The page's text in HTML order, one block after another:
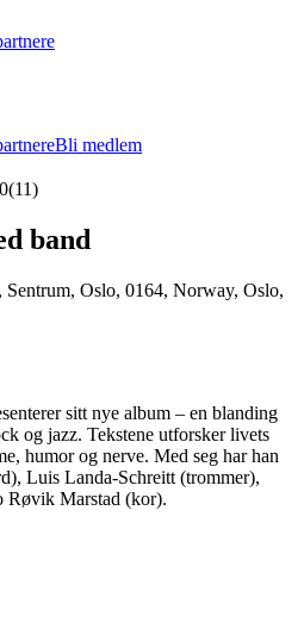
Bli medlem
(11)
band
Sentrum, Oslo, 0164, Norway, Oslo,
sitt nye album – en blanding
og jazz. Tekstene utforsker livets
humor og nerve. Med seg har han
Luis Landa-Schreitt (trommer),
Røvik Marstad (kor).